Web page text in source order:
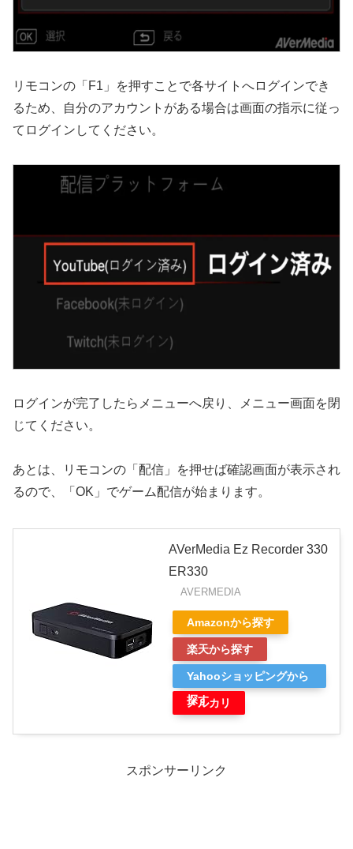
リモコンの「F1」を押すことで各サイトへログインでき
るため、自分のアカウントがある場合は画面の指示に従っ
てログインしてください。
ログインが完了したらメニューへ戻り、メニュー画面を閉
じてください。
あとは、リモコンの「配信」を押せば確認画面が表示され
るので、「OK」でゲーム配信が始まります。
AVerMedia Ez Recorder 330
ER330
AVERMEDIA
Amazonから探す
楽天から探す
Yahooショッピングから
探す
メルカリ
スポンサーリンク